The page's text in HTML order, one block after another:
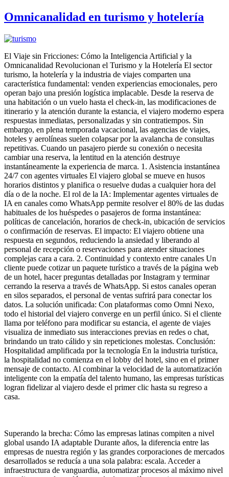
Omnicanalidad en turismo y hotelería
El Viaje sin Fricciones: Cómo la Inteligencia Artificial y la
Omnicanalidad Revolucionan el Turismo y la Hotelería El sector
turismo, la hotelería y la industria de viajes comparten una
característica fundamental: venden experiencias emocionales, pero
operan bajo una presión logística implacable. Desde la reserva de
una habitación o un vuelo hasta el check-in, las modificaciones de
itinerario y la atención durante la estancia, el viajero moderno espera
respuestas inmediatas, personalizadas y sin contratiempos. Sin
embargo, en plena temporada vacacional, las agencias de viajes,
hoteles y aerolíneas suelen colapsar por la avalancha de consultas
repetitivas. Cuando un pasajero pierde su conexión o necesita
cambiar una reserva, la lentitud en la atención destruye
instantáneamente la experiencia de marca. 1. Asistencia instantánea
24/7 con agentes virtuales El viajero global se mueve en husos
horarios distintos y planifica o resuelve dudas a cualquier hora del
día o de la noche. El rol de la IA: Implementar agentes virtuales de
IA en canales como WhatsApp permite resolver el 80% de las dudas
habituales de los huéspedes o pasajeros de forma instantánea:
políticas de cancelación, horarios de check-in, ubicación de servicios
o confirmación de reservas. El impacto: El viajero obtiene una
respuesta en segundos, reduciendo la ansiedad y liberando al
personal de recepción o reservaciones para atender situaciones
complejas cara a cara. 2. Continuidad y contexto entre canales Un
cliente puede cotizar un paquete turístico a través de la página web
de un hotel, hacer preguntas detalladas por Instagram y terminar
cerrando la reserva a través de WhatsApp. Si estos canales operan
en silos separados, el personal de ventas sufrirá para conectar los
datos. La solución unificada: Con plataformas como Omni Nexo,
todo el historial del viajero converge en un perfil único. Si el cliente
llama por teléfono para modificar su estancia, el agente de viajes
visualiza de inmediato sus interacciones previas en redes o chat,
brindando un trato cálido y sin repeticiones molestas. Conclusión:
Hospitalidad amplificada por la tecnología En la industria turística,
la hospitalidad no comienza en el lobby del hotel, sino en el primer
mensaje de contacto. Al combinar la velocidad de la automatización
inteligente con la empatía del talento humano, las empresas turísticas
logran fidelizar al viajero desde el primer clic hasta su regreso a
casa.
Superando la brecha: Cómo las empresas latinas compiten a nivel
global usando IA adaptable Durante años, la diferencia entre las
empresas de nuestra región y las grandes corporaciones de mercados
desarrollados se reducía a una sola palabra: escala. Acceder a
infraestructura de vanguardia, automatizar procesos al máximo nivel